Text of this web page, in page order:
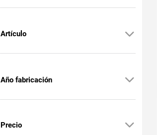
Artículo
Año fabricación
Precio